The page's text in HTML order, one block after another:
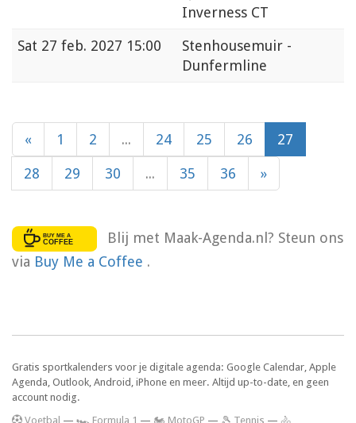
Inverness CT
Sat 27 feb. 2027 15:00
Stenhousemuir -
Dunfermline
« 1 2 ... 24 25 26 27
28 29 30 ... 35 36 »
Blij met Maak-Agenda.nl? Steun ons
via Buy Me a Coffee .
Gratis sportkalenders voor je digitale agenda: Google Calendar, Apple
Agenda, Outlook, Android, iPhone en meer. Altijd up-to-date, en geen
account nodig.
Voetbal — 🏎️ Formula 1 — 🏍 MotoGP — 🎾 Tennis — 🚴